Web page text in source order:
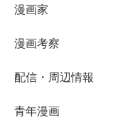
漫画家
漫画考察
配信・周辺情報
青年漫画